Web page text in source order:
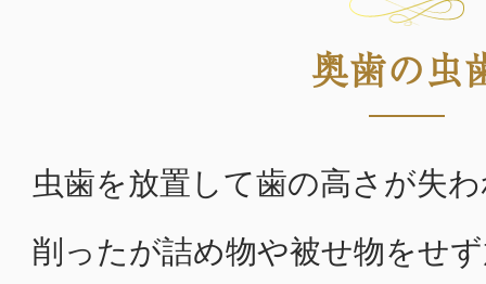
奥歯の虫
虫歯を放置して歯の高さが失
削ったが詰め物や被せ物をせ